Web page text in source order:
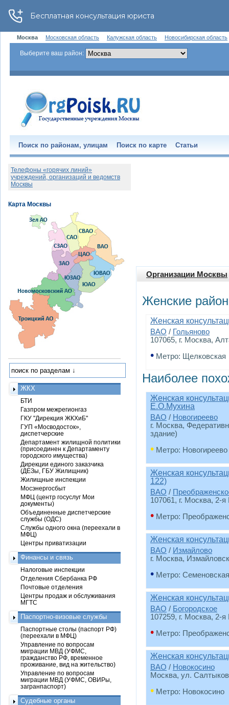
Москва Московская область Калужская область Новосибирская область
Выберите ваш район:
Поиск по районам, улицам Поиск по карте Статьи
Организации Москвы
Женские
Женская
ВАО / Гольяново
107065, г. Москва,
• Метро: Щелковская
Наиболее
Женская
Е.О.Мухина
ВАО / Новогиреево
г. Москва,
здание)
• Метро: Новогиреево
Женская
122)
ВАО /
107061, г. Москва, 2-
• Метро:
Женская
ВАО / Измайлово
г. Москва,
• Метро: Семеновская
Женская
ВАО / Богородское
107259, г. Москва, 2-
• Метро:
Женская
ВАО / Новокосино
Москва, ул.
• Метро: Новокосино
Телефоны «горячих линий»
учреждений, организаций и ведомств
Москвы
ЖКХ
БТИ
Газпром межрегионгаз
ГКУ "Дирекция ЖКХиБ"
ГУП «Мосводосток»,
диспетчерские
Департамент жилищной политики
(присоединен к Департаменту
городского имущества)
Дирекции единого заказчика
(ДЕЗы, ГБУ Жилищник)
Жилищные инспекции
Мосэнергосбыт
МФЦ (центр госуслуг Мои
документы)
Объединенные диспетчерские
службы (ОДС)
Службы одного окна (переехали в
МФЦ)
Центры приватизации
Финансы и связь
Налоговые инспекции
Отделения Сбербанка РФ
Почтовые отделения
Центры продаж и обслуживания
МГТС
Паспортно-визовые службы
Паспортные столы (паспорт РФ)
(переехали в МФЦ)
Управление по вопросам
миграции МВД (УФМС,
гражданство РФ, временное
проживание, вид на жительство)
Управление по вопросам
миграции МВД (УФМС, ОВИРы,
загранпаспорт)
Судебные органы